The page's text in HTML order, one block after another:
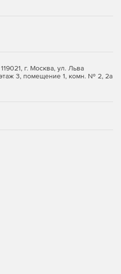
VoIP или
VoIP & WAN.
Quality Manager
или WAN.
г. Москва, ул. Льва
3, помещение 1, комн. № 2, 2а